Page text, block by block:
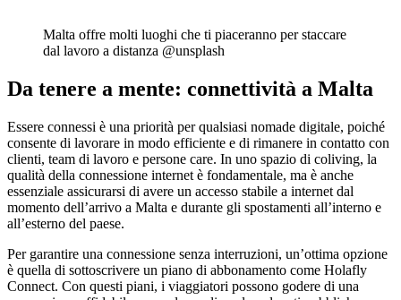
Malta offre molti luoghi che ti piaceranno per staccare
dal lavoro a distanza @unsplash
Da tenere a mente: connettività a Malta
Essere connessi è una priorità per qualsiasi nomade digitale, poiché
consente di lavorare in modo efficiente e di rimanere in contatto con
clienti, team di lavoro e persone care. In uno spazio di coliving, la
qualità della connessione internet è fondamentale, ma è anche
essenziale assicurarsi di avere un accesso stabile a internet dal
momento dell’arrivo a Malta e durante gli spostamenti all’interno e
all’esterno del paese.
Per garantire una connessione senza interruzioni, un’ottima opzione
è quella di sottoscrivere un piano di abbonamento come Holafly
Connect. Con questi piani, i viaggiatori possono godere di una